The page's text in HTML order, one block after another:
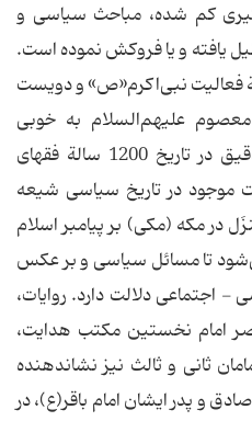
کم‌ شده، مباحث‌ سیاسی‌ و
یافته‌ و یا فروکش‌ نموده‌ است.
با مطالعه‌ تاریخ‌ 23 سالة‌ فعالیت‌ نبی‌اکرم«ص» و دویست‌
علیهم‌السلام‌ به‌ خوبی‌
مشخص‌ و این‌ «فرضیه» با تدقیق‌ در تاریخ‌ 1200 سالة‌ فقهای‌
موجود در تاریخ‌ سیاسی‌ شیعه‌
آیات‌ 13 سالة‌ مُنزَل‌ در مکه‌ (مکی) بر پیامبر اسلام‌
تا مسائل‌ سیاسی‌ و بر عکس‌
- اجتماعی‌ دلالت‌ دارد. روایات،
امام‌ نخستین‌ مکتب‌ هدایت،
ثانی‌ و ثالث‌ نیز نشاندهنده‌
و پدر ایشان‌ امام‌ باقر(ع)، در